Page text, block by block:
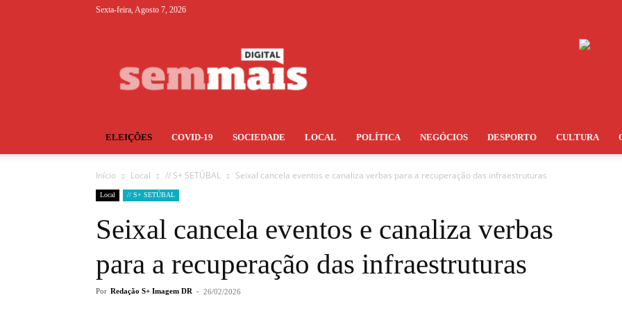
Sexta-feira, Agosto 7, 2026
ELEIÇÕES COVID-19 SOCIEDADE LOCAL POLÍTICA NEGÓCIOS DESPORTO CULTURA
Início Local // S+ SETÚBAL Seixal cancela eventos e canaliza verbas para a recuperação das infraestruturas
Local // S+ SETÚBAL
Seixal cancela eventos e canaliza verbas
para a recuperação das infraestruturas
Por Redação S+ Imagem DR - 26/02/2026